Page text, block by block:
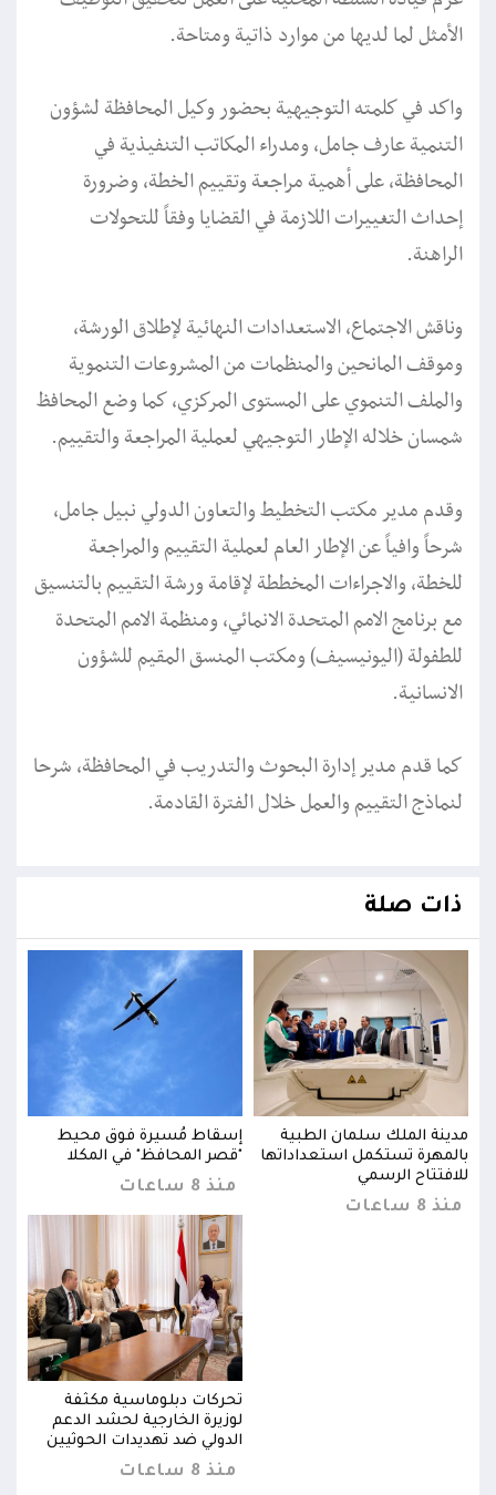
الأمثل لما لديها من موارد ذاتية ومتاحة.
واكد في كلمته التوجيهية بحضور وكيل المحافظة لشؤون
التنمية عارف جامل، ومدراء المكاتب التنفيذية في
المحافظة، على أهمية مراجعة وتقييم الخطة، وضرورة
إحداث التغييرات اللازمة في القضايا وفقاً للتحولات
الراهنة.
وناقش الاجتماع، الاستعدادات النهائية لإطلاق الورشة،
وموقف المانحين والمنظمات من المشروعات التنموية
والملف التنموي على المستوى المركزي، كما وضع المحافظ
شمسان خلاله الإطار التوجيهي لعملية المراجعة والتقييم.
وقدم مدير مكتب التخطيط والتعاون الدولي نبيل جامل،
شرحاً وافياً عن الإطار العام لعملية التقييم والمراجعة
للخطة، والاجراءات المخططة لإقامة ورشة التقييم بالتنسيق
مع برنامج الامم المتحدة الانمائي، ومنظمة الامم المتحدة
للطفولة (اليونيسيف) ومكتب المنسق المقيم للشؤون
الانسانية.
كما قدم مدير إدارة البحوث والتدريب في المحافظة، شرحا
لنماذج التقييم والعمل خلال الفترة القادمة.
ذات صلة
مدينة الملك سلمان الطبية
بالمهرة تستكمل استعداداتها
للافتتاح الرسمي
منذ 8 ساعات
إسقاط مُسيرة فوق محيط
"قصر المحافظ" في المكلا
منذ 8 ساعات
تحركات دبلوماسية مكثفة
لوزيرة الخارجية لحشد الدعم
الدولي ضد تهديدات الحوثيين
منذ 8 ساعات